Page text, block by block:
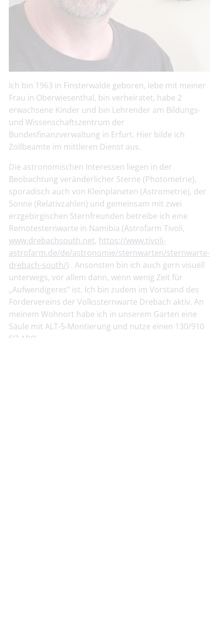
Ich bin 1963 in Finsterwalde geboren, lebe mit meiner
Frau in Oberwiesenthal, bin verheiratet, habe 2
erwachsene Kinder und bin Lehrender am Bildungs-
und Wissenschaftszentrum der
Bundesfinanzverwaltung in Erfurt. Hier bilde ich
Zollbeamte im mittleren Dienst aus.
Die astronomischen Interessen liegen in der
Beobachtung veränderlicher Sterne (Photometrie),
sporadisch auch von Kleinplaneten (Astrometrie), der
Sonne (Relativzahlen) und gemeinsam mit zwei
erzgebirgischen Sternfreunden betreibe ich eine
Remotesternwarte in Namibia (Astrofarm Tivoli,
www.drebachsouth.net, https://www.tivoli-
astrofarm.de/de/astronomie/sternwarten/sternwarte-
drebach-south/) . Ansonsten bin ich auch gern visuell
unterwegs, vor allem dann, wenn wenig Zeit für
„Aufwendigeres“ ist. Ich bin zudem im Vorstand des
Fördervereins der Volkssternwarte Drebach aktiv. An
meinem Wohnort habe ich in unserem Garten eine
Säule mit ALT-5-Montierung und nutze einen 130/910
f/7 APO.